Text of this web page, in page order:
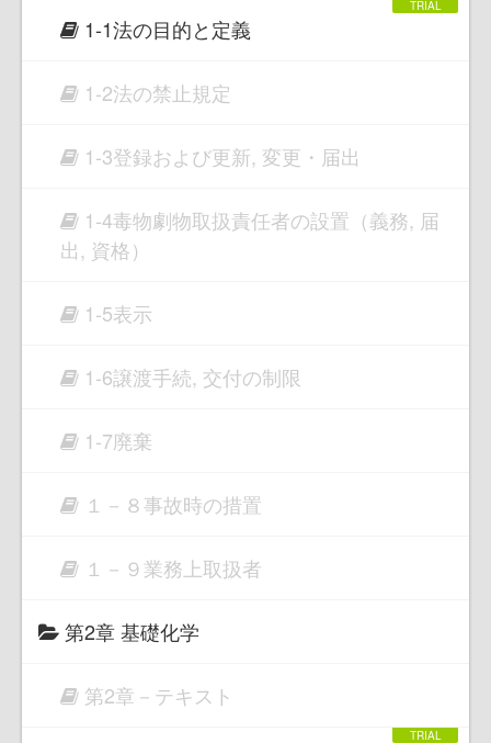
1-1法の目的と定義
1-2法の禁止規定
1-3登録および更新, 変更・届出
1-4毒物劇物取扱責任者の設置（義務, 届
出, 資格）
1-5表示
1-6譲渡手続, 交付の制限
1-7廃棄
１－８事故時の措置
１－９業務上取扱者
第2章 基礎化学
第2章－テキスト